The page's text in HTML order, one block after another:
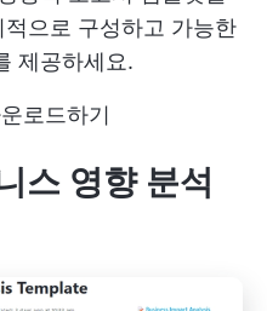
으로 구성하고 가능한
제공하세요.
로드하기
스 영향 분석